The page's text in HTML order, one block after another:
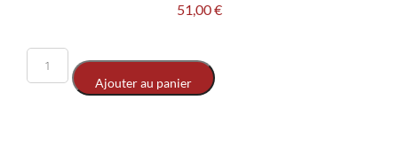
51,00€
Ajouter au panier